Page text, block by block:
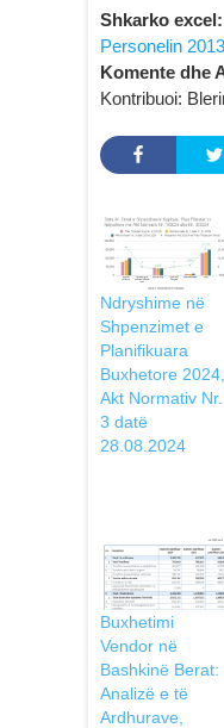
Shkarko excel:
Personelin
Komente dhe
Kontribuoi:
Ndryshime në
Shpenzimet e
Planifikuara
Buxhetore 2024,
Akt Normativ Nr.
3 datë
28.08.2024
Buxhetimi
Vendor në
Bashkinë Berat:
Analizë e të
Ardhurave,